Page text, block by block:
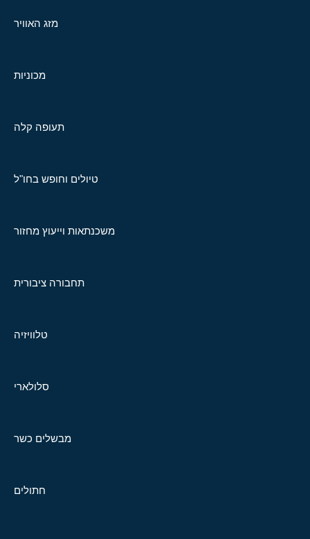
מזג האוויר
מכוניות
תעופה קלה
טיולים וחופש בחו"ל
משכנתאות וייעוץ מחזור
תחבורה ציבורית
טלוויזיה
סלולארי
מבשלים כשר
חתולים